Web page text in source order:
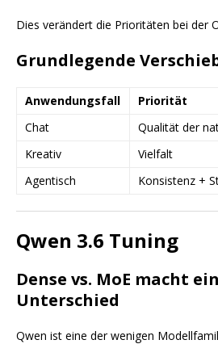
Dies verändert die Prioritäten bei der
Grundlegende
Anwendungsfall
Priorität
Chat
Qualität der
Kreativ
Vielfalt
Agentisch
Konsistenz +
Qwen 3.6 Tuning
Dense vs. MoE macht
Unterschied
Qwen ist eine der wenigen